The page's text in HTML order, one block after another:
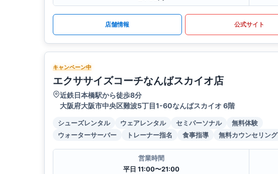
店舗情報 公式サイト
キャンペーン中
エクササイズコーチなんばスカイオ店
近鉄日本橋駅から徒歩8分
大阪府大阪市中央区難波5丁目1-60なんばスカイオ 6階
シューズレンタル ウェアレンタル セミパーソナル
無料体験
ウォーターサーバー
トレーナー指名 食事指導 無料カウンセリング
営業時間
平日 11:00〜21:00